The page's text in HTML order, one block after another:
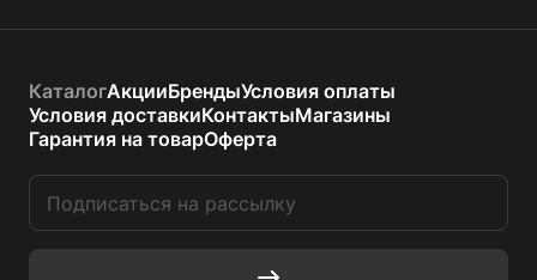
КаталогАкцииБрендыУсловия оплаты
Условия доставкиКонтактыМагазины
Гарантия на товарОферта